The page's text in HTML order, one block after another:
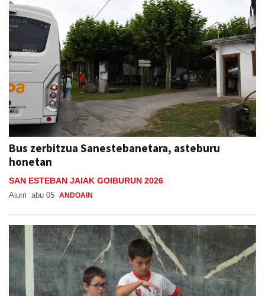
Bus zerbitzua Sanestebanetara, asteburu
honetan
SAN ESTEBAN JAIAK GOIBURUN 2026
Aiurri abu 05 ANDOAIN